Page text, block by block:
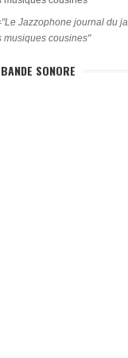
Jazzophone journal du
musiques cousines"
SONORE